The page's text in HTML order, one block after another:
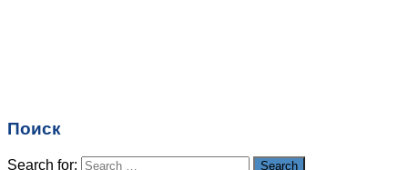
Поиск
Search for: Search